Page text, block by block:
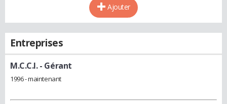
Ajouter
Entreprises
M.C.C.I.- Gérant
1996 - maintenant